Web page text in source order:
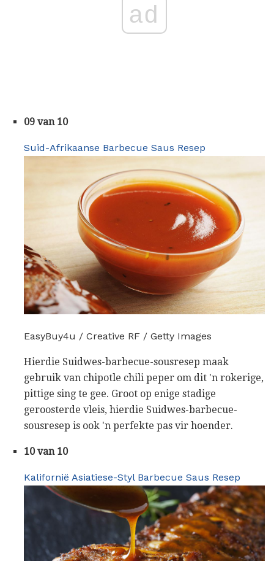
ad
09 van 10
Suid-Afrikaanse Barbecue Saus Resep
EasyBuy4u / Creative RF / Getty Images
Hierdie Suidwes-barbecue-sousresep maak
gebruik van chipotle chili peper om dit 'n rokerige,
pittige sing te gee. Groot op enige stadige
geroosterde vleis, hierdie Suidwes-barbecue-
sousresep is ook 'n perfekte pas vir hoender.
10 van 10
Kalifornië Asiatiese-Styl Barbecue Saus Resep